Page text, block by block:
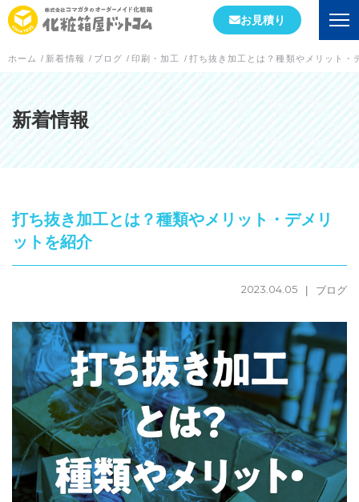
会社情報
初めての方へ
会社概要
工場案内
スタッフブログ
箱の形状
箱の材質
お問合せ
「印刷あり」お見積り
「印刷なし」お見積り
お見積り
ホーム / 新着情報 / ブログ / 印刷・加工 / 打ち抜き加工とは？種類やメリット
新着情報
打ち抜き加工とは？種類やメリット・デメリ
ットを紹介
2023.04.05 ブログ